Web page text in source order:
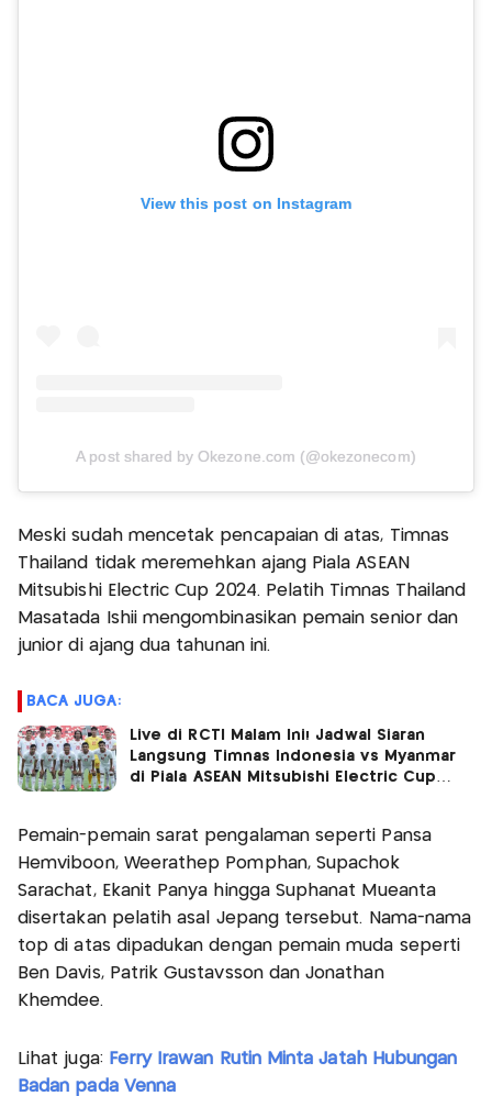
View this post on Instagram
A post shared by Okezone.com (@okezonecom)
Meski sudah mencetak pencapaian di atas, Timnas
Thailand tidak meremehkan ajang Piala ASEAN
Mitsubishi Electric Cup 2024. Pelatih Timnas Thailand
Masatada Ishii mengombinasikan pemain senior dan
junior di ajang dua tahunan ini.
BACA JUGA:
Live di RCTI Malam Ini! Jadwal Siaran
Langsung Timnas Indonesia vs Myanmar
di Piala ASEAN Mitsubishi Electric Cup
Pemain-pemain sarat pengalaman seperti Pansa
Hemviboon, Weerathep Pomphan, Supachok
Sarachat, Ekanit Panya hingga Suphanat Mueanta
disertakan pelatih asal Jepang tersebut. Nama-nama
top di atas dipadukan dengan pemain muda seperti
Ben Davis, Patrik Gustavsson dan Jonathan
Khemdee.
Lihat juga: Ferry Irawan Rutin Minta Jatah Hubungan
Badan pada Venna